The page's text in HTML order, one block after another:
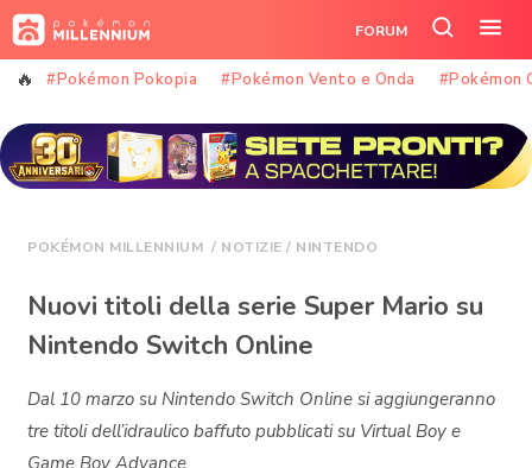
Vai
al
contenuto
FORUM
Cerca
nel il
#Pokémon Pokopia #Pokémon Vento e Onda #Pokémon
POKÉMON MILLENNIUM / NOTIZIE / NINTENDO
Nuovi titoli della serie Super Mario su
Nintendo Switch Online
Dal 10 marzo su Nintendo Switch Online si aggiungeranno
tre titoli dell’idraulico baffuto pubblicati su Virtual Boy e